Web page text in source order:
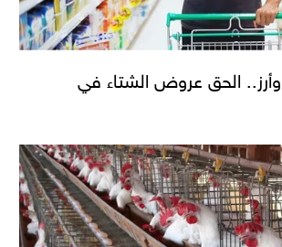
الحق عروض الشتاء في